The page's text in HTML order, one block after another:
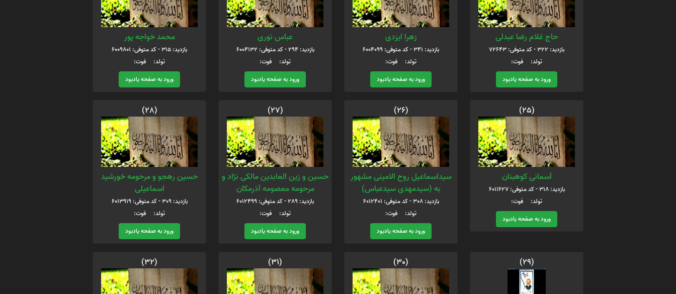
حاج غلام رضا عبدلی
بازدید: 322 - کد متوفی: 72643
تولد: فوت:
ورود به صفحه یادبود
زهرا ایزدی
بازدید: 341 - کد متوفی: 6004099
تولد: فوت:
ورود به صفحه یادبود
عباس نوری
بازدید: 294 - کد متوفی: 6004132
تولد: فوت:
ورود به صفحه یادبود
محمد خواجه پور
بازدید: 315 - کد متوفی: 6009801
تولد: فوت:
ورود به صفحه یادبود
(25)
آسمانی کوهبنان
بازدید: 318 - کد متوفی: 6011627
تولد: فوت:
ورود به صفحه یادبود
(26)
سیداسماعیل روح الامینی مشهور
به (سیدمهدی سیدعباس)
بازدید: 308 - کد متوفی: 6012401
تولد: فوت:
ورود به صفحه یادبود
(27)
حسین و زین العابدین مالکی نژاد و
مرحومه معصومه آذرمکان
بازدید: 289 - کد متوفی: 6012499
تولد: فوت:
ورود به صفحه یادبود
(28)
حسین رهجو و مرحومه خورشید
اسماعیلی
بازدید: 309 - کد متوفی: 6013919
تولد: فوت:
ورود به صفحه یادبود
(29)
(30)
(31)
(32)